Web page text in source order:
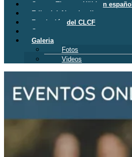
Cursos Thomas Hübl en español
Editorial Alma Lepik
Fundación del CLCF
Contacto
Galeria
Fotos
Videos